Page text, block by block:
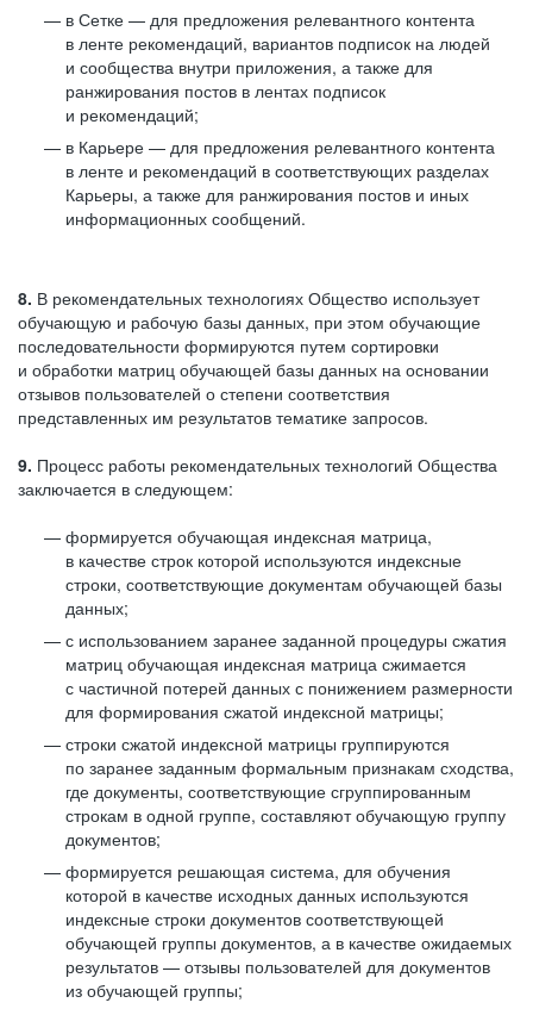
в Сетке — для предложения релевантного контента
в ленте рекомендаций, вариантов подписок на людей
и сообщества внутри приложения, а также для
ранжирования постов в лентах подписок
и рекомендаций;
в Карьере — для предложения релевантного контента
в ленте и рекомендаций в соответствующих разделах
Карьеры, а также для ранжирования постов и иных
информационных сообщений.
8. В рекомендательных технологиях Общество использует
обучающую и рабочую базы данных, при этом обучающие
последовательности формируются путем сортировки
и обработки матриц обучающей базы данных на основании
отзывов пользователей о степени соответствия
представленных им результатов тематике запросов.
9. Процесс работы рекомендательных технологий Общества
заключается в следующем:
формируется обучающая индексная матрица,
в качестве строк которой используются индексные
строки, соответствующие документам обучающей базы
данных;
с использованием заранее заданной процедуры сжатия
матриц обучающая индексная матрица сжимается
с частичной потерей данных с понижением размерности
для формирования сжатой индексной матрицы;
строки сжатой индексной матрицы группируются
по заранее заданным формальным признакам сходства,
где документы, соответствующие сгруппированным
строкам в одной группе, составляют обучающую группу
документов;
формируется решающая система, для обучения
которой в качестве исходных данных используются
индексные строки документов соответствующей
обучающей группы документов, а в качестве ожидаемых
результатов — отзывы пользователей для документов
из обучающей группы;